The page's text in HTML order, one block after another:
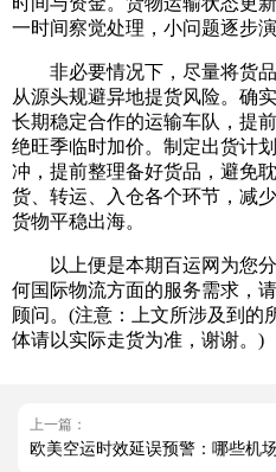
一时间察觉处理，小问题逐步
非必要情况下，尽量将货品
从源头规避异地提货风险。确
长期稳定合作的运输车队，提
绝旺季临时加价。制定出货计
冲，提前整理备好货品，避免
货、转运、入仓各个环节，减
货物平稳出海。
以上便是本期百运网为您分
何国际物流方面的服务需求，
顾问。(注意：上文所涉及到的
体请以实际走货为准，谢谢。)
上一篇：